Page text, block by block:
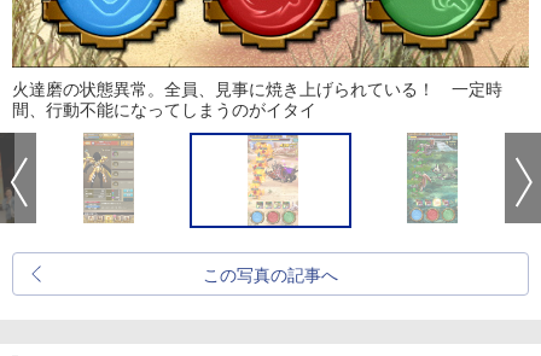
火達磨の状態異常。全員、見事に焼き上げられている！ 一定時
間、行動不能になってしまうのがイタイ
この写真の記事へ